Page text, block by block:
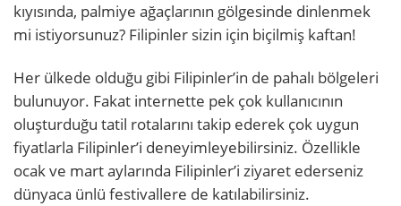
kıyısında, palmiye ağaçlarının gölgesinde dinlenmek
mi istiyorsunuz? Filipinler sizin için biçilmiş kaftan!
Her ülkede olduğu gibi Filipinler’in de pahalı bölgeleri
bulunuyor. Fakat internette pek çok kullanıcının
oluşturduğu tatil rotalarını takip ederek çok uygun
fiyatlarla Filipinler’i deneyimleyebilirsiniz. Özellikle
ocak ve mart aylarında Filipinler’i ziyaret ederseniz
dünyaca ünlü festivallere de katılabilirsiniz.